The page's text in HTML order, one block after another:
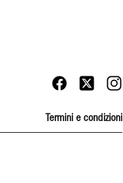
Termini e condizioni